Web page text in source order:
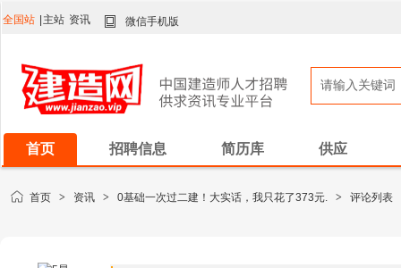
全国站 主站 资讯 微信手机版
首页 招聘信息 简历库 供应
首页 > 资讯 > 0基础一次过二建！大实话，我只花了373元. > 评论列表